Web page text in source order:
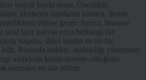
birçok fayda sunar. Öncelikle,
Herkesin sınırlarını bilmesi, ileride
önüne geçer. Ayrıca, finansal
işsiz kalırsa veya herhangi bir
yaşarsa, diğer tarafın ne tür bir
Bununla birlikte, malvarlığı yönetimini
mülklerin kimin üzerine olduğunu
sorunları en aza indirir.